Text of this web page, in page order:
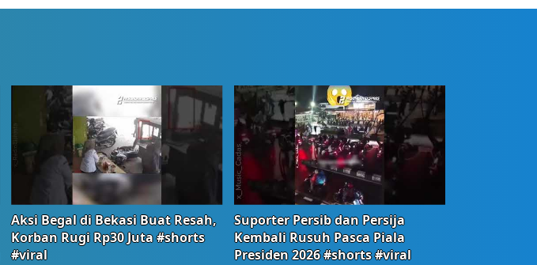
Aksi Begal di Bekasi Buat Resah,
Korban Rugi Rp30 Juta #shorts
#viral
Suporter Persib dan Persija
Kembali Rusuh Pasca Piala
Presiden 2026 #shorts #viral